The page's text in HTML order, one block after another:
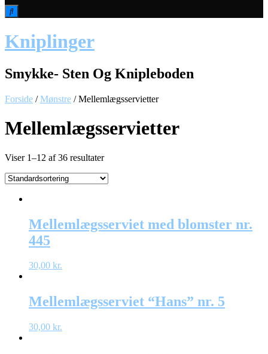
Kniplinger
Smykke- Sten Og Knipleboden
Forside /Mønstre / Mellemlægsservietter
Mellemlægsservietter
Viser 1–12 af 36 resultater
Mellemlægsserviet med blomster nr.
445
30,00 kr.
Mellemlægsserviet “Hans” nr. 5
30,00 kr.